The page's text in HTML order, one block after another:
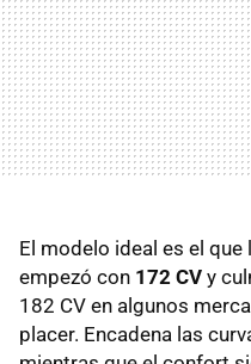
El modelo ideal es el
empezó con 172 CV y
182 CV en algunos
placer. Encadena las